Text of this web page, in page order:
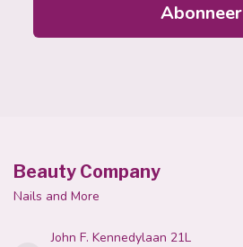
Abonneer
Beauty Company
Nails and More
John F. Kennedylaan 21L